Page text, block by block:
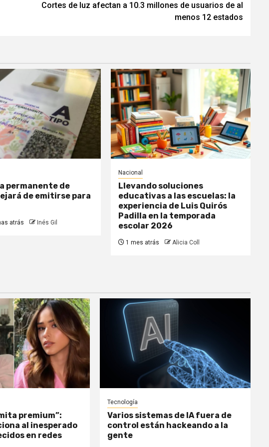
Cortes de luz afectan a 10.3 millones de usuarios de al
menos 12 estados
permanente de
de emitirse para
atrás Inés Gil
Nacional
Llevando soluciones
educativas a las escuelas: la
experiencia de Luis Quirós
Padilla en la temporada
escolar 2026
1 mes atrás Alicia Coll
premium”:
al inesperado
en redes
Tecnología
Varios sistemas de IA fuera de
control están hackeando a la
gente